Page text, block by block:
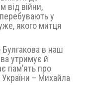
від війни,
перебувають у
якого митця
в наш
утримує й
пам’ять про
України – Михайла